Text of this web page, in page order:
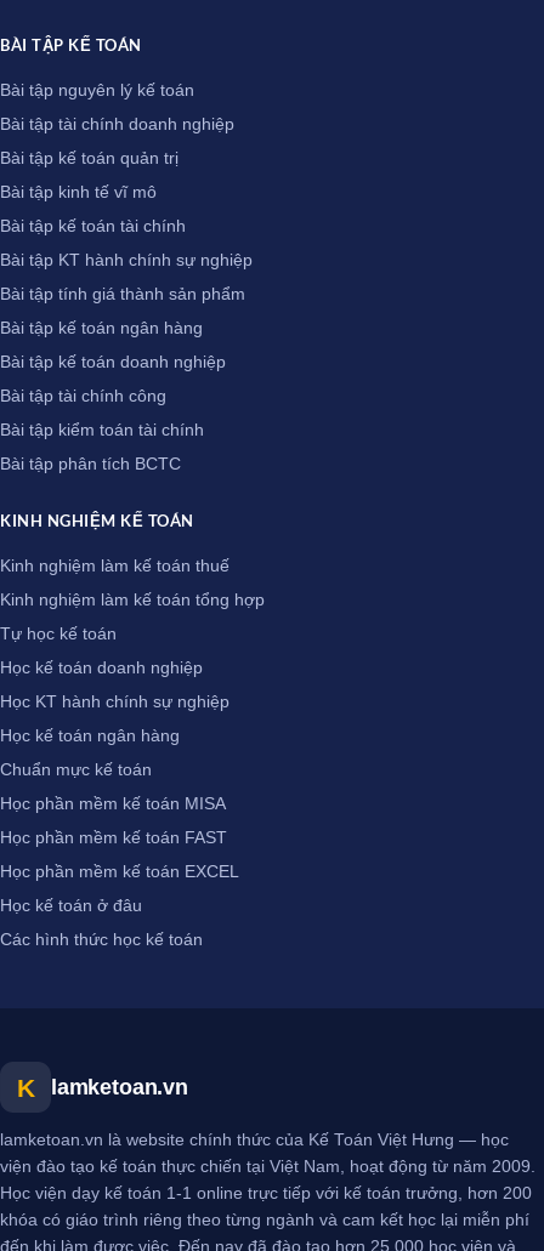
BÀI TẬP KẾ TOÁN
Bài tập nguyên lý kế toán
Bài tập tài chính doanh nghiệp
Bài tập kế toán quản trị
Bài tập kinh tế vĩ mô
Bài tập kế toán tài chính
Bài tập KT hành chính sự nghiệp
Bài tập tính giá thành sản phẩm
Bài tập kế toán ngân hàng
Bài tập kế toán doanh nghiệp
Bài tập tài chính công
Bài tập kiểm toán tài chính
Bài tập phân tích BCTC
KINH NGHIỆM KẾ TOÁN
Kinh nghiệm làm kế toán thuế
Kinh nghiệm làm kế toán tổng hợp
Tự học kế toán
Học kế toán doanh nghiệp
Học KT hành chính sự nghiệp
Học kế toán ngân hàng
Chuẩn mực kế toán
Học phần mềm kế toán MISA
Học phần mềm kế toán FAST
Học phần mềm kế toán EXCEL
Học kế toán ở đâu
Các hình thức học kế toán
K lamketoan.vn
lamketoan.vn là website chính thức của Kế Toán Việt Hưng — học
viện đào tạo kế toán thực chiến tại Việt Nam, hoạt động từ năm 2009.
Học viện dạy kế toán 1-1 online trực tiếp với kế toán trưởng, hơn 200
khóa có giáo trình riêng theo từng ngành và cam kết học lại miễn phí
đến khi làm được việc. Đến nay đã đào tạo hơn 25.000 học viên và